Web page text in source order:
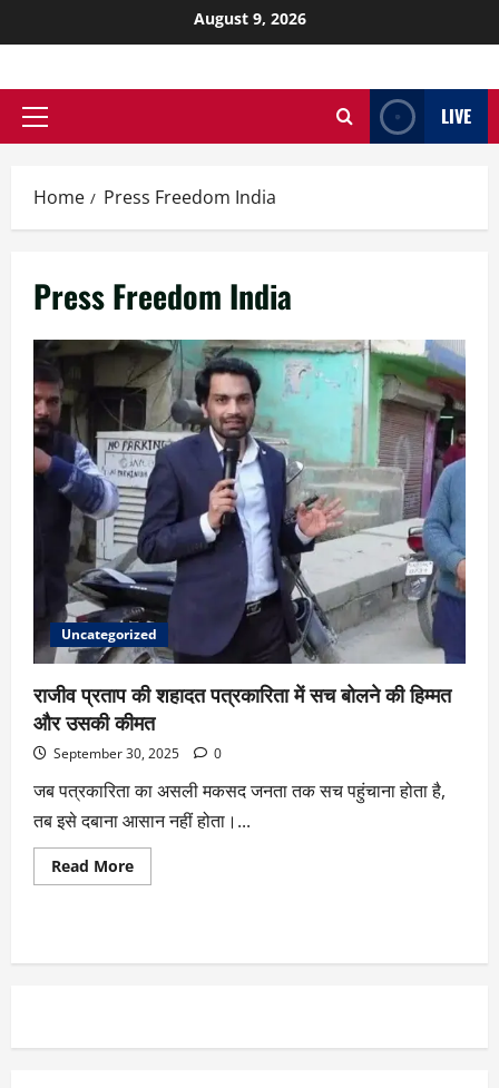
August 9, 2026
LIVE
Home Press Freedom India
Press Freedom India
Uncategorized
राजीव प्रताप की शहादत पत्रकारिता में सच बोलने की हिम्मत
और उसकी कीमत
September 30, 2025 0
जब पत्रकारिता का असली मकसद जनता तक सच पहुंचाना होता है,
तब इसे दबाना आसान नहीं होता।...
Read More